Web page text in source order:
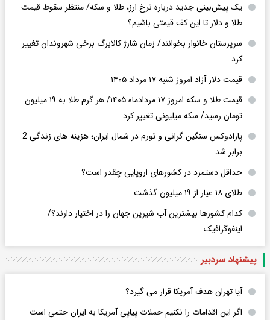
یک پیش‌بینی جدید درباره نرخ ارز، طلا و سکه/ منتظر سقوط قیمت
طلا و دلار تا این کف قیمتی باشیم؟
سرپرستان خانوار بخوانند/ زمان شارژ کالابرگ برخی شهروندان تغییر
کرد
قیمت دلار آزاد امروز شنبه ۱۷ مرداد ۱۴۰۵
قیمت طلا و سکه امروز ۱۷ مردادماه ۱۴۰۵/ هر گرم طلا به ۱۹ میلیون
تومان رسید/ سکه میلیونی تغییر کرد
پارادوکس سنگین گرانی و تورم در شمال ایران؛ هزینه های زندگی 2
برابر ‌شد
حداقل دستمزد در کشورهای اروپایی چقدر است؟
طلای ۱۸ عیار از ۱۹ میلیون گذشت
کدام کشورها بیشترین آب شیرین جهان را در اختیار دارند؟/
اینفوگرافیک
پیشنهاد سردبیر
آیا تهران هدف آمریکا قرار می گیرد؟
اگر این اقدامات را نکنیم حملات پیاپی آمریکا به ایران حتمی است